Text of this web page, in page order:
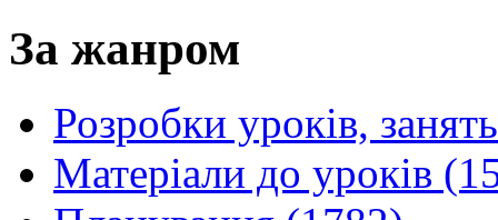
За жанром
Розробки уроків,
Матеріали до уроків